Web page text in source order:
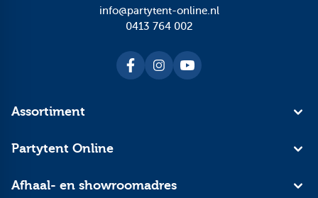
info@partytent-online.nl
0413 764 002
Assortiment
Partytent Online
Afhaal- en showroomadres